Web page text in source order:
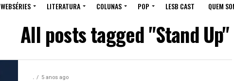
WEBSÉRIES LITERATURA COLUNAS POP LESB CAST QUEM
All posts tagged "Stand Up"
. 5 anos ago